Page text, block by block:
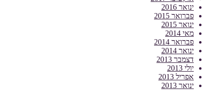
ינואר 2016
פברואר 2015
ינואר 2015
מאי 2014
פברואר 2014
ינואר 2014
דצמבר 2013
יולי 2013
אפריל 2013
ינואר 2013